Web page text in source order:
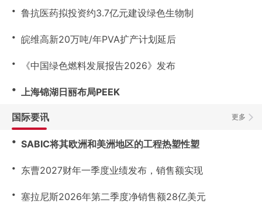
・ 鲁抗医药拟投资约3.7亿元建设绿色生物制
・ 皖维高新20万吨/年PVA扩产计划延后
・ 《中国绿色燃料发展报告2026》发布
・ 上海锦湖日丽布局PEEK
更多
国际要讯
・ SABIC将其欧洲和美洲地区的工程热塑性塑
・ 东曹2027财年一季度业绩发布，销售额实现
・ 塞拉尼斯2026年第二季度净销售额28亿美元